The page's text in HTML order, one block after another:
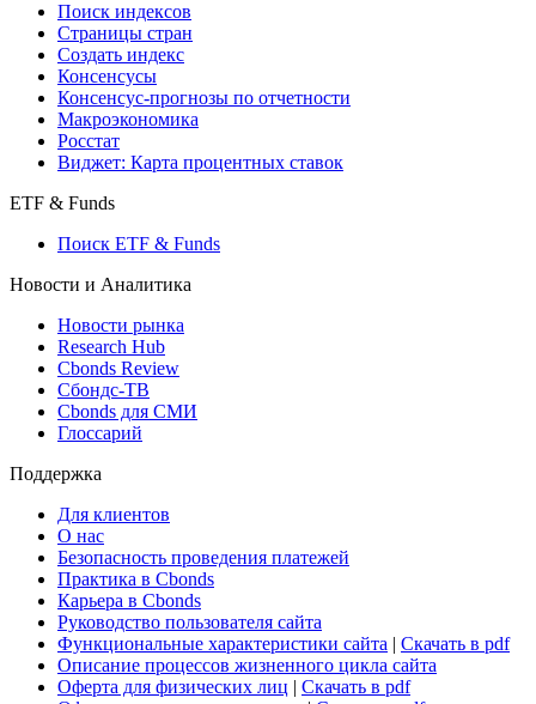
Поиск индексов
Страницы стран
Создать индекс
Консенсусы
Консенсус-прогнозы по отчетности
Макроэкономика
Росстат
Виджет: Карта процентных ставок
ETF & Funds
Поиск ETF & Funds
Новости и Аналитика
Новости рынка
Research Hub
Cbonds Review
Сбондс-ТВ
Cbonds для СМИ
Глоссарий
Поддержка
Для клиентов
О нас
Безопасность проведения платежей
Практика в Cbonds
Карьера в Cbonds
Руководство пользователя сайта
Функциональные характеристики сайта | Скачать в pdf
Описание процессов жизненного цикла сайта
Оферта для физических лиц | Скачать в pdf